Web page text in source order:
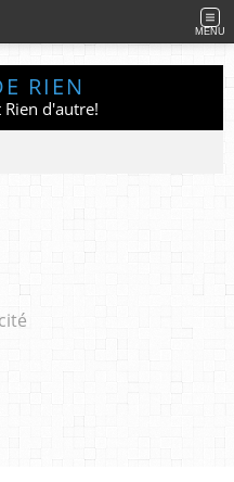
MENU
RIEN
Rien d'autre!